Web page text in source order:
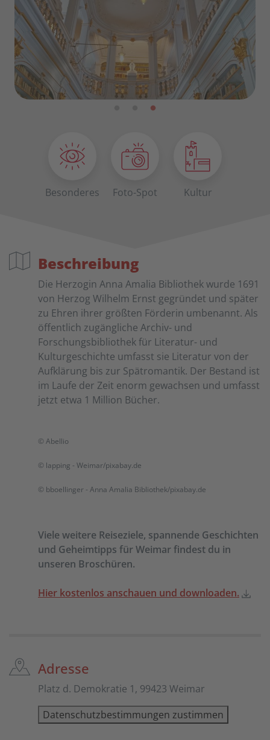
Besonderes Foto-Spot Kultur
Beschreibung
Die Herzogin Anna Amalia Bibliothek wurde 1691
von Herzog Wilhelm Ernst gegründet und später
zu Ehren ihrer größten Förderin umbenannt. Als
öffentlich zugängliche Archiv- und
Forschungsbibliothek für Literatur- und
Kulturgeschichte umfasst sie Literatur von der
Aufklärung bis zur Spätromantik. Der Bestand ist
im Laufe der Zeit enorm gewachsen und umfasst
jetzt etwa 1 Million Bücher.
© Abellio
© lapping - Weimar/pixabay.de
© bboellinger - Anna Amalia Bibliothek/pixabay.de
Viele weitere Reiseziele, spannende Geschichten
und Geheimtipps für Weimar findest du in
unseren Broschüren.
Hier kostenlos anschauen und downloaden.
Adresse
Platz d. Demokratie 1, 99423 Weimar
Datenschutzbestimmungen zustimmen